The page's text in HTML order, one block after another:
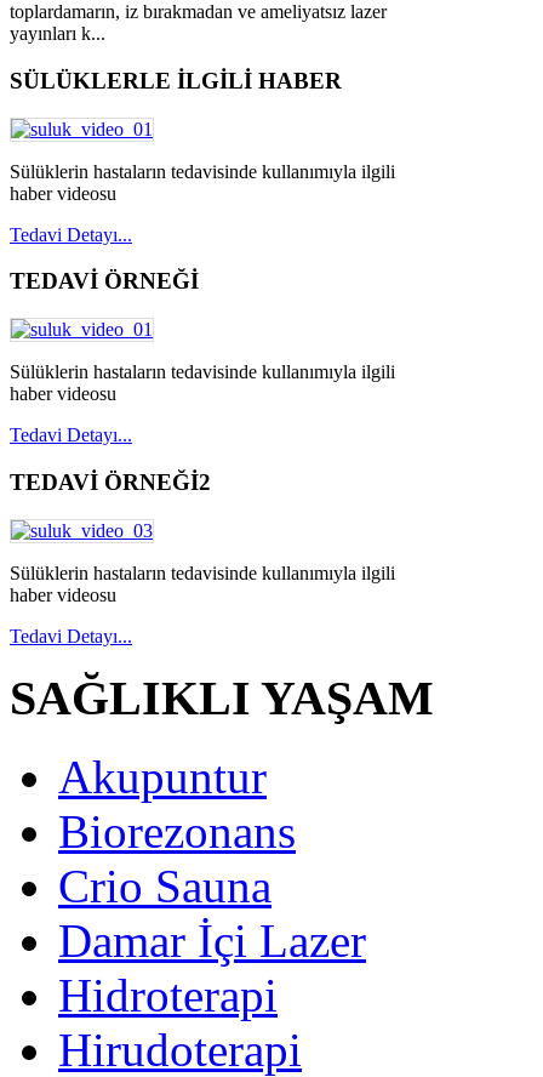
toplardamarın, iz bırakmadan ve ameliyatsız lazer
yayınları k...
SÜLÜKLERLE İLGİLİ HABER
Sülüklerin hastaların tedavisinde kullanımıyla ilgili
haber videosu
Tedavi Detayı...
TEDAVİ ÖRNEĞİ
Sülüklerin hastaların tedavisinde kullanımıyla ilgili
haber videosu
Tedavi Detayı...
TEDAVİ ÖRNEĞİ2
Sülüklerin hastaların tedavisinde kullanımıyla ilgili
haber videosu
Tedavi Detayı...
SAĞLIKLI YAŞAM
Akupuntur
Biorezonans
Crio Sauna
Damar İçi Lazer
Hidroterapi
Hirudoterapi